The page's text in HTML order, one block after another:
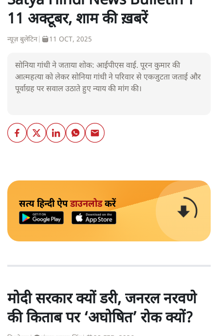
11 अक्टूबर, शाम की ख़बरें
न्यूज़ बुलेटिन 11 OCT, 2025
सोनिया गांधी ने जताया शोक: आईपीएस वाई. पूरन कुमार की
आत्महत्या को लेकर सोनिया गांधी ने परिवार से एकजुटता जताई और
पूर्वाग्रह पर सवाल उठाते हुए न्याय की मांग की।
सत्य हिन्दी ऐपडाउनलोडकरें
मोदी सरकार क्यों डरी, जनरल नरवणे
की किताब पर ‘अघोषित’ रोक क्यों?